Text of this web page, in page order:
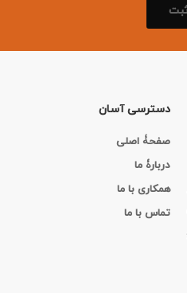
دسترسی آسان
صفحۀ اصلی
دربارۀ ما
همکاری با ما
تماس با ما